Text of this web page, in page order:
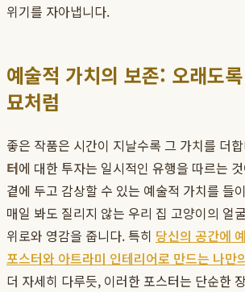
위기를 자아냅니다.
예술적 가치의 보존: 오래도
묘처럼
좋은 작품은 시간이 지날수록 그 가치를 더
터에 대한 투자는 일시적인 유행을 따르는
곁에 두고 감상할 수 있는 예술적 가치를 들
매일 봐도 질리지 않는 우리 집 고양이의 얼
위로와 영감을 줍니다. 특히 당신의 공간에
포스터와 아트라미 인테리어로 만드는 나만
더 자세히 다루듯, 이러한 포스터는 단순한